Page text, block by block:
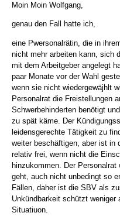
Moin Moin Wolfgang,
genau den Fall hatte ich,
eine Pwersonalrätin, die in
nicht mehr arbeiten kann, sich
mit dem Arbeitgeber angelegt
paar Monate vor der Wahl
wenn sie nicht wiedergewäjhlt
Personalrat die Freistellungen
Schwerbehinderten benötigt
zu spät käme. Der
leidensgerechte Tätigkeit zu
weiter beschäftigen, aber ist in
relativ frei, wenn nicht die
hinzukommen. Der
geht, auch nicht unbedingt so
Fällen, daher ist die SBV als
Unkündbarkeit schützt
Situatiuon.